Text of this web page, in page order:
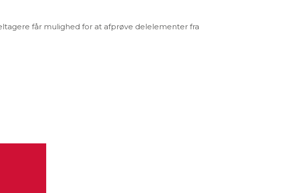
får mulighed for at afprøve delelementer fra